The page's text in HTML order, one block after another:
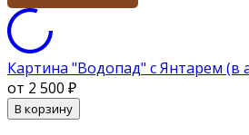
Картина "Водопад" с Янтарем (в
от 2 500 ₽
В корзину